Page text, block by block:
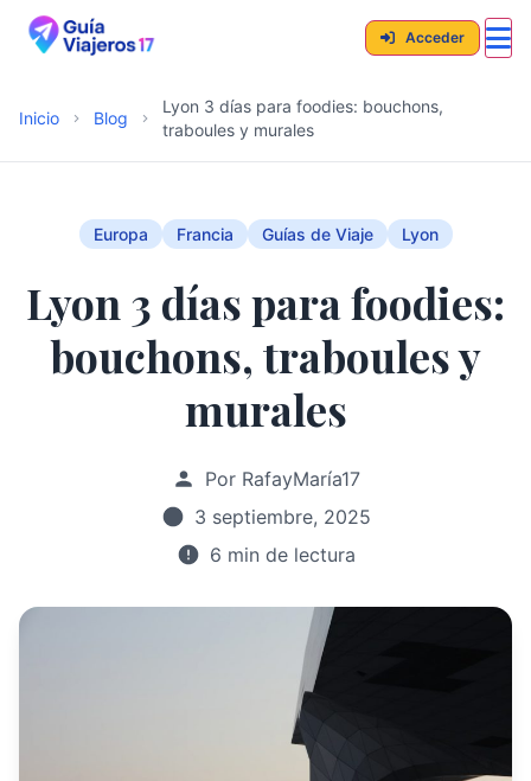
Acceder
Inicio Blog
Lyon 3 días para foodies: bouchons,
traboules y murales
Europa Francia Guías de Viaje Lyon
Lyon 3 días para foodies:
bouchons, traboules y
murales
Por RafayMaría17
3 septiembre, 2025
6 min de lectura